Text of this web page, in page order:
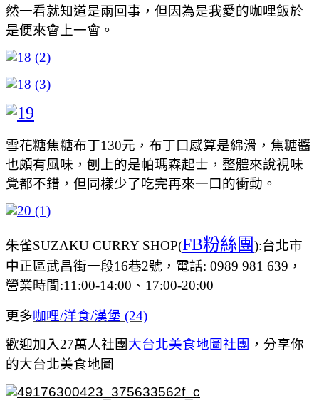
然一看就知道是兩回事，但因為是我愛的咖哩飯於
是便來會上一會。
雪花糖焦糖布丁130元，布丁口感算是綿滑，焦糖醬
也頗有風味，刨上的是帕瑪森起士，整體來說視味
覺都不錯，但同樣少了吃完再來一口的衝動。
朱雀SUZAKU CURRY SHOP(FB粉絲團):台北市
中正區武昌街一段16巷2號，電話: 0989 981 639，
營業時間:11:00-14:00、17:00-20:00
更多咖哩/洋食/漢堡 (24)
歡迎加入27萬人社團 大台北美食地圖社團 ， 分享你
的大台北美食地圖